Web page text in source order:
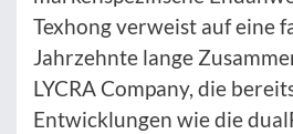
Texhong verweist auf eine
Jahrzehnte lange
LYCRA Company, die
Entwicklungen wie die